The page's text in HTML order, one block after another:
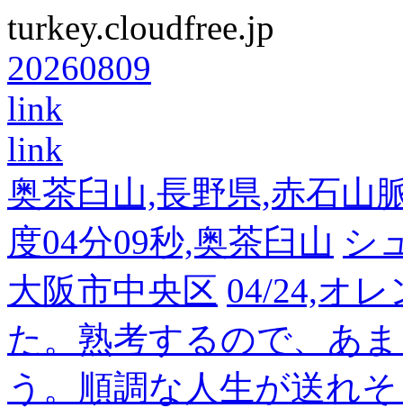
turkey.cloudfree.jp
20260809
link
link
奥茶臼山,長野県,赤石山
度04分09秒,奥茶臼山 シ
大阪市中央区 04/24,オ
た。熟考するので、あ
う。順調な人生が送れ